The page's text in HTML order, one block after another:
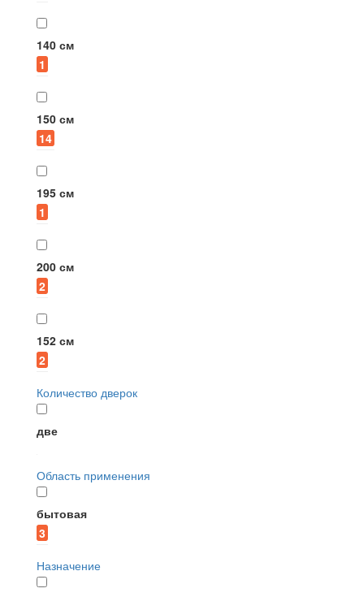
140 см
1
150 см
14
195 см
1
200 см
2
152 см
2
Количество дверок
две
Область применения
бытовая
3
Назначение